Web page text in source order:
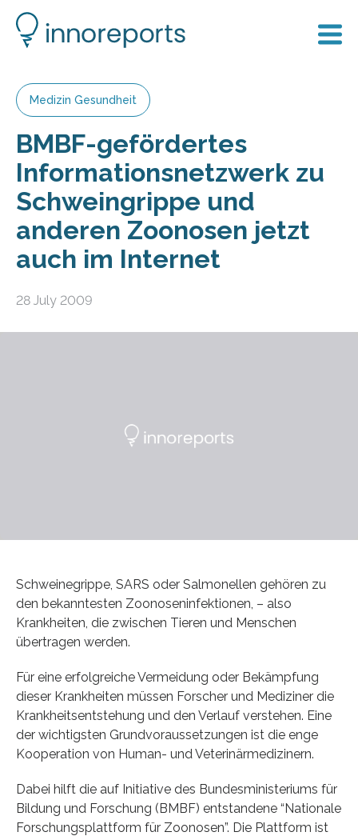
Medizin Gesundheit
BMBF-gefördertes
Informationsnetzwerk zu
Schweingrippe und
anderen Zoonosen jetzt
auch im Internet
28 July 2009
Schweinegrippe, SARS oder Salmonellen gehören zu
den bekanntesten Zoonoseninfektionen, – also
Krankheiten, die zwischen Tieren und Menschen
übertragen werden.
Für eine erfolgreiche Vermeidung oder Bekämpfung
dieser Krankheiten müssen Forscher und Mediziner die
Krankheitsentstehung und den Verlauf verstehen. Eine
der wichtigsten Grundvoraussetzungen ist die enge
Kooperation von Human- und Veterinärmedizinern.
Dabei hilft die auf Initiative des Bundesministeriums für
Bildung und Forschung (BMBF) entstandene “Nationale
Forschungsplattform für Zoonosen”. Die Plattform ist